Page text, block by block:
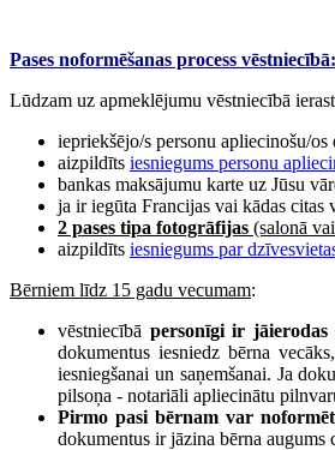
Pases noformēšanas process vēstniecībā:
Lūdzam uz apmeklējumu vēstniecībā
iepriekšējo/s personu apliecinošu/
aizpildīts iesniegums personu
bankas maksājumu karte uz Jūsu
ja ir iegūta Francijas vai kādas citas
2 pases tipa fotogrāfijas (salonā
aizpildīts iesniegums par
Bērniem līdz 15 gadu vecumam:
vēstniecībā personīgi ir jāierodas
dokumentus iesniedz bērna
iesniegšanai un saņemšanai. Ja
pilsoņa - notariāli apliecinātu
Pirmo pasi bērnam var
dokumentus ir jāzina bērna augums